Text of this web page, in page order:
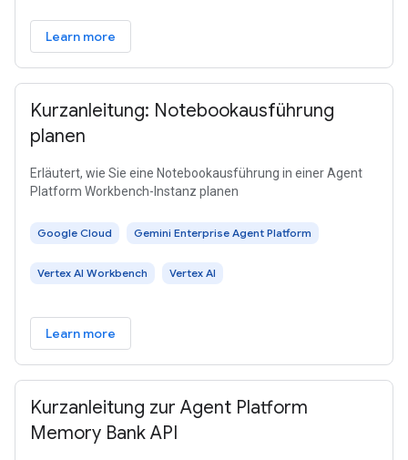
Learn more
Kurzanleitung: Notebookausführung
planen
Erläutert, wie Sie eine Notebookausführung in einer Agent
Platform Workbench-Instanz planen
Google Cloud Gemini Enterprise Agent Platform
Vertex AI Workbench Vertex AI
Learn more
Kurzanleitung zur Agent Platform
Memory Bank API